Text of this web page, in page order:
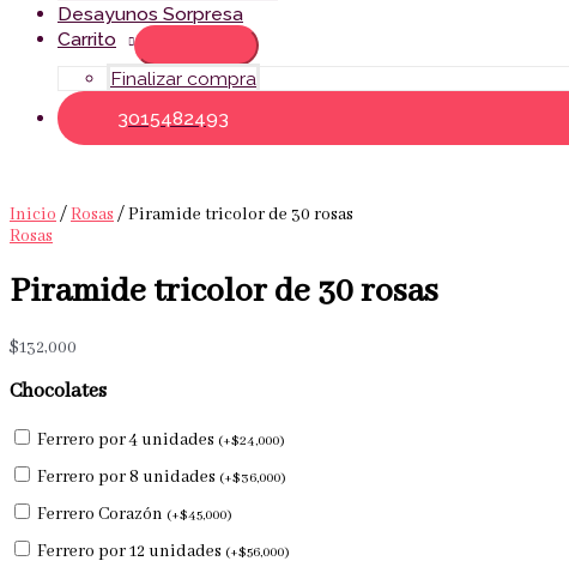
Desayunos Sorpresa
Carrito
Finalizar compra
3015482493
Inicio /Rosas / Piramide tricolor de 30 rosas
Rosas
Piramide tricolor de 30 rosas
$132,000
Chocolates
Ferrero por 4 unidades (+$24,000)
Ferrero por 8 unidades (+$36,000)
Ferrero Corazón (+$45,000)
Ferrero por 12 unidades (+$56,000)